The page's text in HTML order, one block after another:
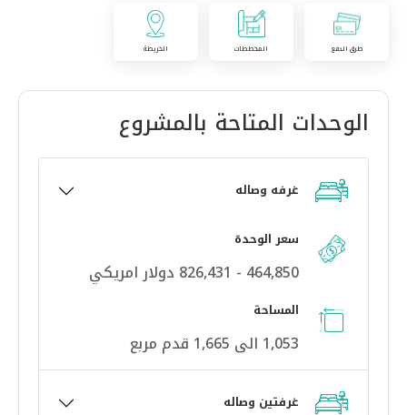
طرق الدفع المخططات الخريطة
الوحدات المتاحة بالمشروع
غرفه وصاله
سعر الوحدة
464,850 - 826,431 دولار امريكي
المساحة
1,053 الى 1,665 قدم مربع
غرفتين وصاله